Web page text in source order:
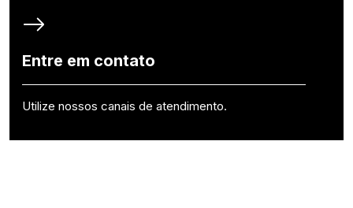
Entre em contato
Utilize nossos canais de atendimento.